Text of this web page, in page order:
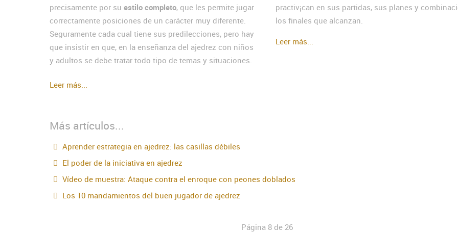
precisamente por su estilo completo, que les permite jugar
correctamente posiciones de un carácter muy diferente.
Seguramente cada cual tiene sus predilecciones, pero hay
que insistir en que, en la enseñanza del ajedrez con niños
y adultos se debe tratar todo tipo de temas y situaciones.
Leer más...
practiv¡can en sus partidas, sus planes y
los finales que alcanzan.
Leer más...
Más artículos...
Aprender estrategia en ajedrez: las casillas débiles
El poder de la iniciativa en ajedrez
Vídeo de muestra: Ataque contra el enroque con peones doblados
Los 10 mandamientos del buen jugador de ajedrez
Página 8 de 26